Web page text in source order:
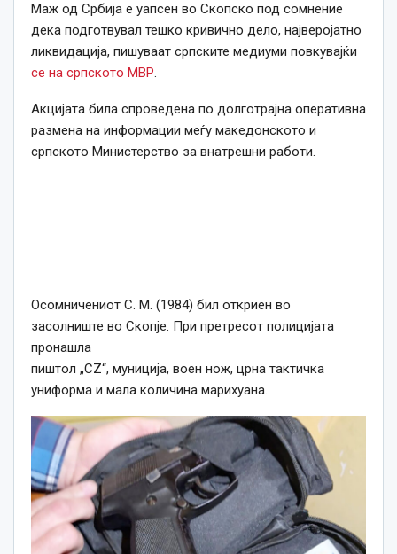
Маж од Србија е уапсен во Скопско под сомнение
дека подготвувал тешко кривично дело, најверојатно
ликвидација, пишуваат српските медиуми повкувајќи
се на српското МВР.
Акцијата била спроведена по долготрајна оперативна
размена на информации меѓу македонското и
српското Министерство за внатрешни работи.
Осомничениот С. М. (1984) бил откриен во
засолниште во Скопје. При претресот полицијата
пронашла
пиштол „CZ“, муниција, воен нож, црна тактичка
униформа и мала количина марихуана.